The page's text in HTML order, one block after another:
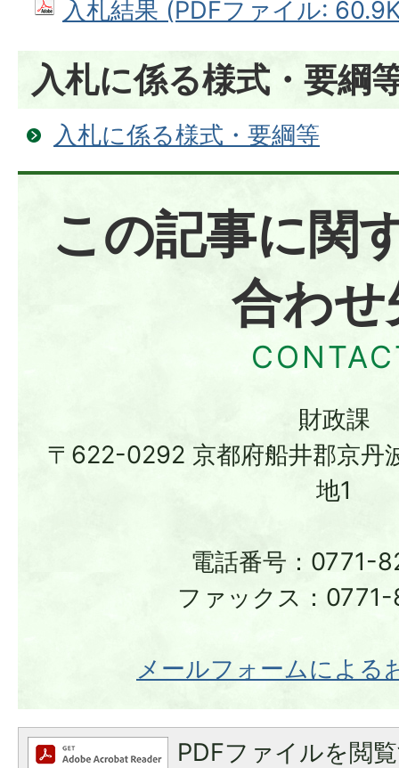
入札結果 (PDFファイル:
入札に係る様式・要綱
入札に係る様式・要綱等
この記事に関
合わせ
財政課
〒622-0292 京都府船井郡京丹
地1
電話番号：0771-
ファックス：
メールフォームによる
PDFファイルを閲